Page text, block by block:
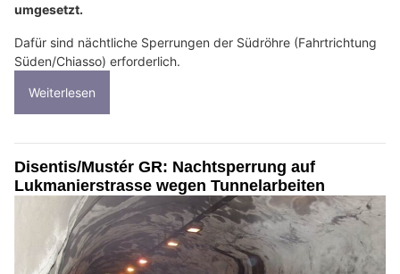
umgesetzt.
Dafür sind nächtliche Sperrungen der Südröhre (Fahrtrichtung
Süden/Chiasso) erforderlich.
Weiterlesen
Disentis/Mustér GR: Nachtsperrung auf
Lukmanierstrasse wegen Tunnelarbeiten